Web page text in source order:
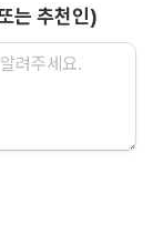
는 추천인)